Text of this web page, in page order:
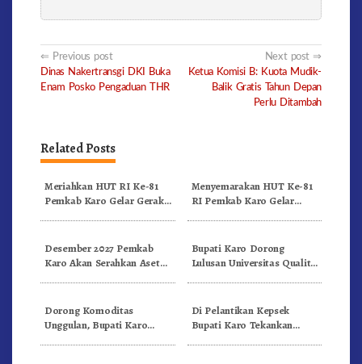
Post
navigation
Previous post
Dinas Nakertransgi DKI Buka
Enam Posko Pengaduan THR
Next post
Ketua Komisi B: Kuota Mudik-
Balik Gratis Tahun Depan
Perlu Ditambah
Related Posts
Meriahkan HUT RI Ke-81
Pemkab Karo Gelar Gerak
Menyemarakan HUT Ke-81
RI Pemkab Karo Gelar
Desember 2027 Pemkab
Karo Akan Serahkan Aset
Bupati Karo Dorong
Lulusan Universitas Quality
Dorong Komoditas
Unggulan, Bupati Karo
Di Pelantikan Kepsek
Bupati Karo Tekankan